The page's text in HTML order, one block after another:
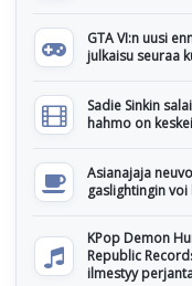
GTA VI:n uusi
julkaisu seuraa
Sadie Sinkin
hahmo on
Asianajaja
gaslightingin voi
KPop Demon
Republic
ilmestyy